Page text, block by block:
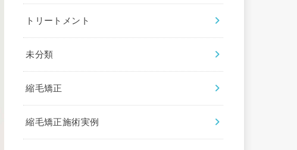
トリートメント
未分類
縮毛矯正
縮毛矯正施術実例